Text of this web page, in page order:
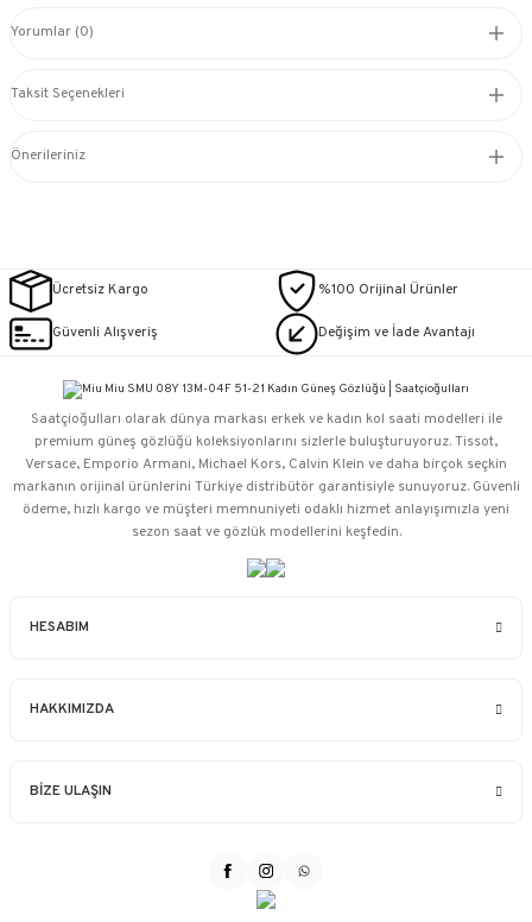
Yorumlar (0)
Taksit Seçenekleri
Önerileriniz
Ücretsiz Kargo %100 Orijinal Ürünler
Güvenli Alışveriş Değişim ve İade Avantajı
HESABIM
HAKKIMIZDA
BİZE ULAŞIN
Saatçioğulları⁠ olarak dünya markası erkek ve kadın kol saati modelleri ile
premium güneş gözlüğü koleksiyonlarını sizlerle buluşturuyoruz. Tissot,
Versace, Emporio Armani, Michael Kors, Calvin Klein ve daha birçok seçkin
markanın orijinal ürünlerini Türkiye distribütör garantisiyle sunuyoruz. Güvenli
ödeme, hızlı kargo ve müşteri memnuniyeti odaklı hizmet anlayışımızla yeni
sezon saat ve gözlük modellerini keşfedin.